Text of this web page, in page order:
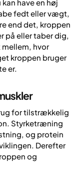
have en høj
fedt eller vægt,
end det, kroppen
eller taber dig,
hvor
kroppen bruger
er.
for tilstrækkelig
Styrketræning
og protein
Derefter
og